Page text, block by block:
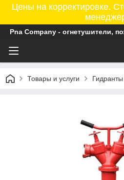
Цены на корректировке.
Pna Company - огнетушители,
Товары и услуги